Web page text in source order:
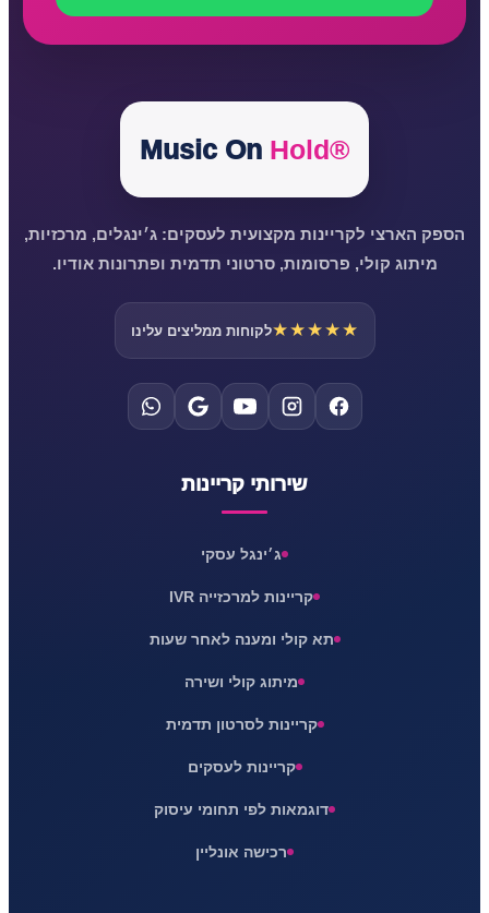
Music On Hold®
הספק הארצי לקריינות מקצועית לעסקים: ג׳ינגלים, מרכזיות,
מיתוג קולי, פרסומות, סרטוני תדמית ופתרונות אודיו.
★★★★★לקוחות ממליצים עלינו
שירותי קריינות
ג׳ינגל עסקי
קריינות למרכזייה IVR
תא קולי ומענה לאחר שעות
מיתוג קולי ושירה
קריינות לסרטון תדמית
קריינות לעסקים
דוגמאות לפי תחומי עיסוק
רכישה אונליין